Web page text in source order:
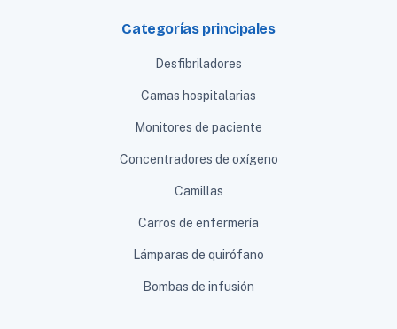
Categorías principales
Desfibriladores
Camas hospitalarias
Monitores de paciente
Concentradores de oxígeno
Camillas
Carros de enfermería
Lámparas de quirófano
Bombas de infusión